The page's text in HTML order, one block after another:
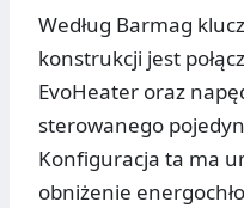
Według Barmag
konstrukcji jest
EvoHeater oraz
sterowanego
Konfiguracja ta ma
obniżenie